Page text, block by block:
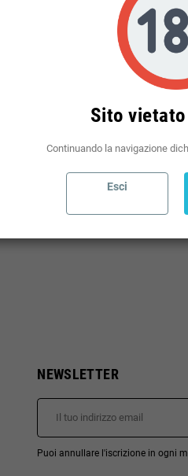
Politiche per le
(modificale nel modulo
NEWSLETTER
Puoi annullare l'iscrizione in ogni
Sito
Continuando la navigazione
Esci